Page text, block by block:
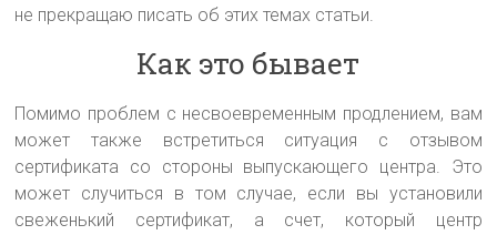
не прекращаю писать об этих темах статьи.
Как это бывает
Помимо проблем с несвоевременным продлением, вам
может также встретиться ситуация с отзывом
сертификата со стороны выпускающего центра. Это
может случиться в том случае, если вы установили
свеженький сертификат, а счет, который центр